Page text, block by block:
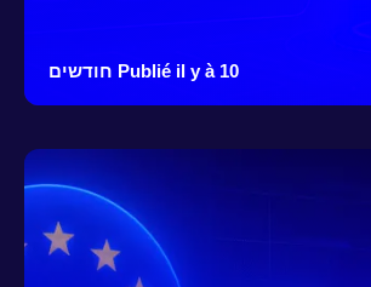
Publié il y à 10 חודשים